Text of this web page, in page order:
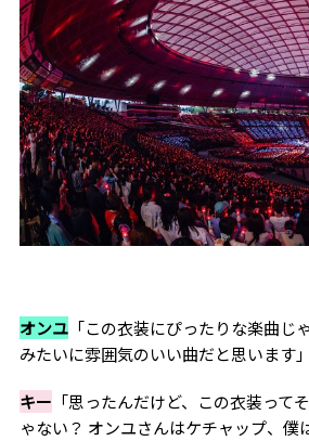
オンユ「この衣装にぴったりな楽曲じ
みたいに雰囲気のいい曲だと思います」
キー 「思ったんだけど、この衣装って
ゃない？ オンユさんはケチャップ、僕